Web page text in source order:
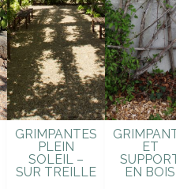
GRIMPANTES
PLEIN
SOLEIL –
SUR TREILLE
ET
EN BOIS